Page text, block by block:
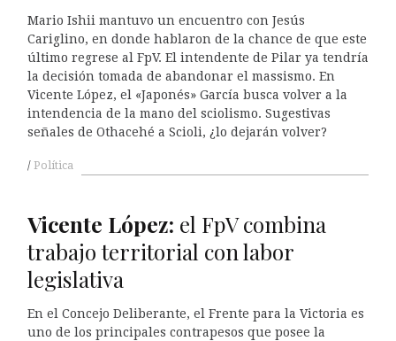
Mario Ishii mantuvo un encuentro con Jesús
Cariglino, en donde hablaron de la chance de que este
último regrese al FpV. El intendente de Pilar ya tendría
la decisión tomada de abandonar el massismo. En
Vicente López, el «Japonés» García busca volver a la
intendencia de la mano del sciolismo. Sugestivas
señales de Othacehé a Scioli, ¿lo dejarán volver?
Política
Vicente López: el FpV combina
trabajo territorial con labor
legislativa
En el Concejo Deliberante, el Frente para la Victoria es
uno de los principales contrapesos que posee la